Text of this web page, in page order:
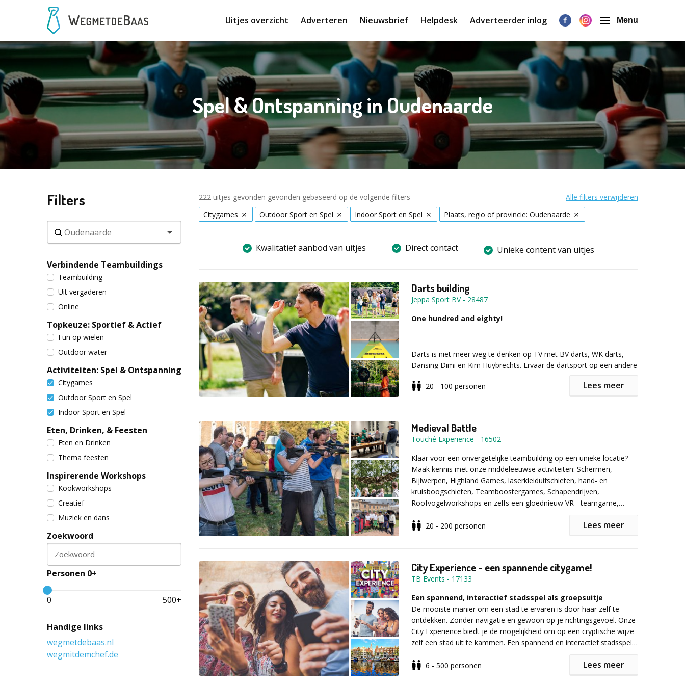
Uitjes overzicht Adverteren Nieuwsbrief Helpdesk Adverteerder inlog Menu
Spel & Ontspanning in Oudenaarde
Filters
Verbindende Teambuildings
Teambuilding
Uit vergaderen
Online
Topkeuze: Sportief & Actief
Fun op wielen
Outdoor water
Activiteiten: Spel & Ontspanning
Citygames
Outdoor Sport en Spel
Indoor Sport en Spel
Eten, Drinken, & Feesten
Eten en Drinken
Thema feesten
Inspirerende Workshops
Kookworkshops
Creatief
Muziek en dans
Zoekwoord
Zoekwoord
Personen 0+
0 500+
Handige links
wegmetdebaas.nl
wegmitdemchef.de
222 uitjes gevonden gevonden gebaseerd op de volgende filters
Alle filters verwijderen
Citygames
Outdoor Sport en Spel Indoor Sport en Spel Plaats, regio of provincie: Oudenaarde
Kwalitatief aanbod van uitjes Direct contact Unieke content van uitjes
Darts building
Jeppa Sport BV- 28487
One hundred and eighty!
Darts is niet meer weg te denken op TV met BV darts, WK darts,
Dansing Dimi en Kim Huybrechts. Ervaar de dartsport op een andere
aanvraagformulier in!
20 - 100 personen Lees meer
Medieval Battle
Touché Experience - 16502
Klaar voor een onvergetelijke teambuilding op een unieke locatie?
Maak kennis met onze middeleeuwse activiteiten: Schermen,
Bijlwerpen, Highland Games, laserkleiduifschieten, hand- en
kruisboogschieten, Teamboostergames, Schapendrijven,
Roofvogelworkshops en zelfs een gloednieuw VR - teamgame,
kasteel, burcht of kasteelhoeve spreken ze nog meer tot de
een onvergetelijke dag met je collega's, vrienden of familie.
Voor meer informatie of een vrijblijvende offerte kunt u het
formulier invullen. Opgelet deze formule is enkel mogelijkvanaf 20
deelenemers.
20 - 200 personen Lees meer
City Experience - een spannende citygame!
TB Events - 17133
Een spannend, interactief stadsspel als groepsuitje
De mooiste manier om een stad te ervaren is door haar zelf te
ontdekken. Zonder navigatie en gewoon op je richtingsgevoel. Onze
City Experience biedt je de mogelijkheid om op een cryptische wijze
zelf een stad uit te kammen. Een spannend en interactief stadsspel,
6 - 500 personen Lees meer